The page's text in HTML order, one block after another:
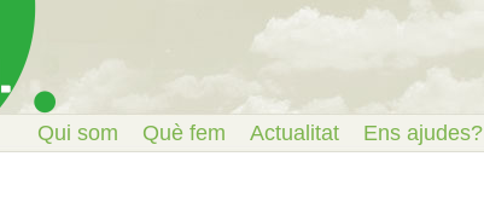
Qui som Què fem Actualitat Ens ajudes?